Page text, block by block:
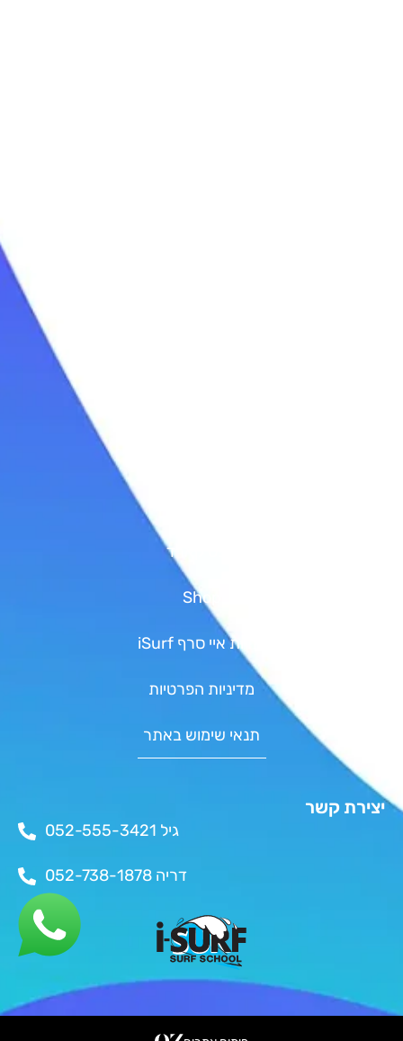
גיפט קארד
Shop
אודות איי סרף iSurf
מדיניות הפרטיות
תנאי שימוש באתר
יצירת קשר
גיל 052-555-3421
דריה 052-738-1878